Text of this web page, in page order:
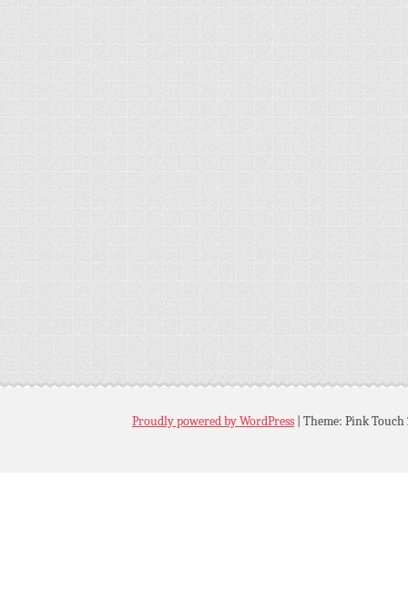
Proudly powered by WordPress Theme: Pink